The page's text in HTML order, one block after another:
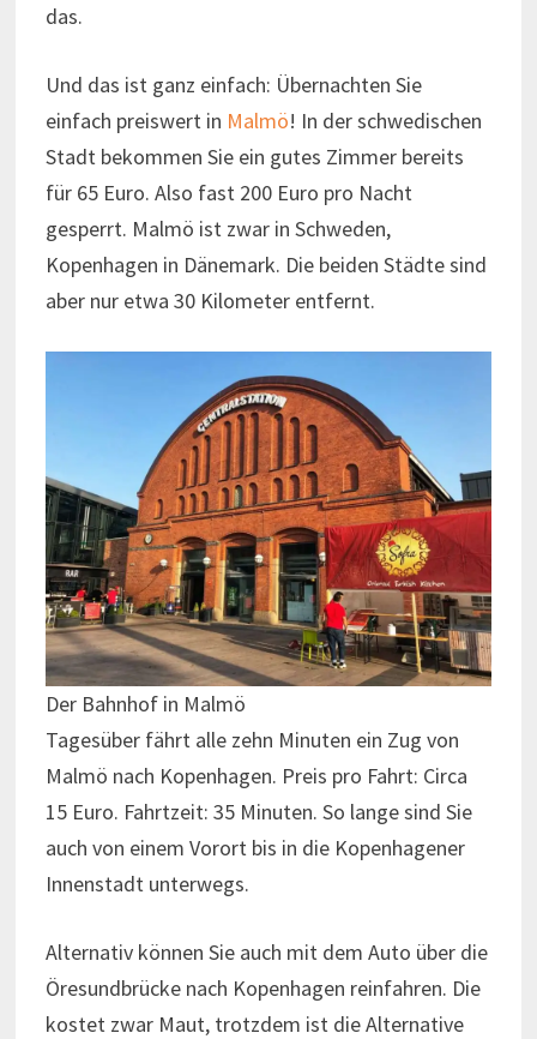
das.
Und das ist ganz einfach: Übernachten Sie
einfach preiswert in Malmö! In der schwedischen
Stadt bekommen Sie ein gutes Zimmer bereits
für 65 Euro. Also fast 200 Euro pro Nacht
gesperrt. Malmö ist zwar in Schweden,
Kopenhagen in Dänemark. Die beiden Städte sind
aber nur etwa 30 Kilometer entfernt.
Der Bahnhof in Malmö
Tagesüber fährt alle zehn Minuten ein Zug von
Malmö nach Kopenhagen. Preis pro Fahrt: Circa
15 Euro. Fahrtzeit: 35 Minuten. So lange sind Sie
auch von einem Vorort bis in die Kopenhagener
Innenstadt unterwegs.
Alternativ können Sie auch mit dem Auto über die
Öresundbrücke nach Kopenhagen reinfahren. Die
kostet zwar Maut, trotzdem ist die Alternative